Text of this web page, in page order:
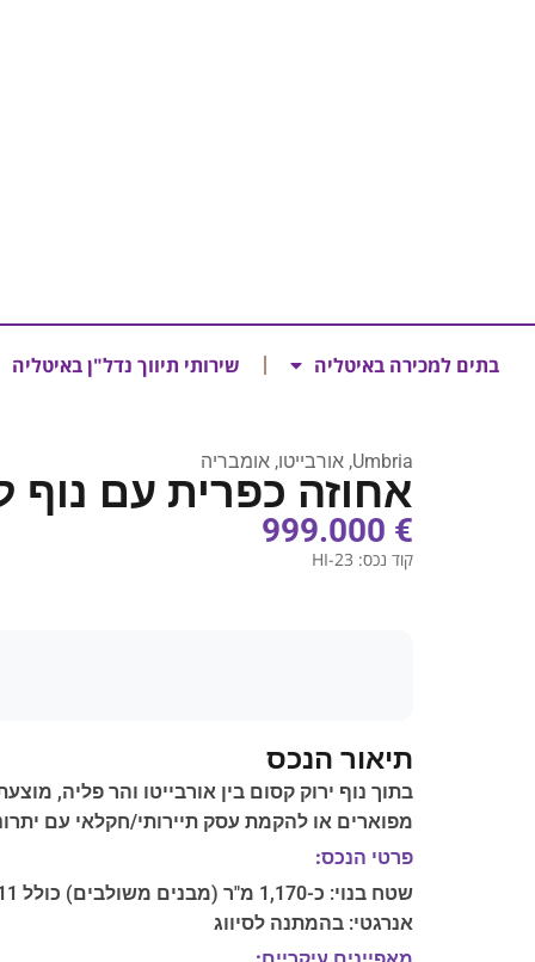
בתים למכירה באיטליה שירותי תיווך נדל"ן באיטליה
Umbria, אורבייטו, אומבריה
אחוזה כפרית עם נוף
€ 999.000
קוד נכס: HI-23
תיאור הנכס
מפוארים או להקמת עסק תיירותי/חקלאי עם
פרטי הנכס:
אנרגטי: בהמתנה לסיווג